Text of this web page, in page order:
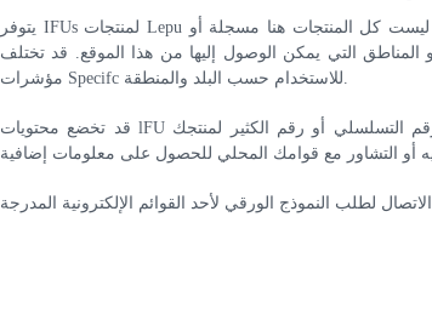
يتوفر IFUs لمنتجات Lepu الطبية القائمة على ، في هذا الموقع الإلكتروني. ليست كل المنتجات هنا مسجلة أو
المناطق التي يمكن الوصول إليها من هذا الموقع. قد تختلف
قد تخضع محتويات lFU للتغيير دون إشعار مسبق. يرجى التحقق من الرقم التسلسلي أو رقم الكثير لمنتجك